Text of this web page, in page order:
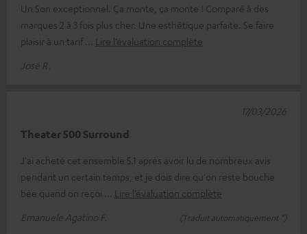
Un Son exceptionnel. Ça monte, ça monte ! Comparé à des
marques 2 à 3 fois plus cher. Une esthétique parfaite. Se faire
plaisir à un tarif
Lire l’évaluation complète
José R.
Theater 500 Surround
J'ai acheté cet ensemble 5.1 après avoir lu de nombreux avis
pendant un certain temps, et je dois dire qu'on reste bouche
bée quand on reçoi
Lire l’évaluation complète
Emanuele Agatino F.
(Traduit automatiquement *)
17/03/2026